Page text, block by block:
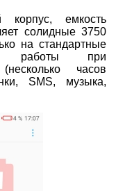
емкость
солидные 3750
на стандартные
работы при
(несколько часов
SMS, музыка,